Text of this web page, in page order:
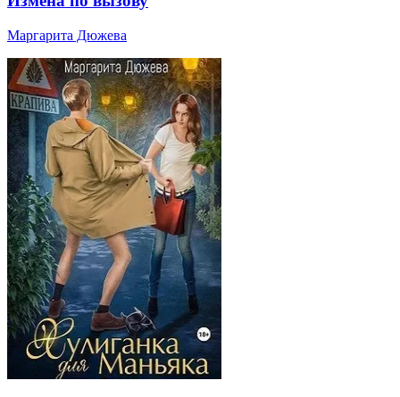
Маргарита Дюжева